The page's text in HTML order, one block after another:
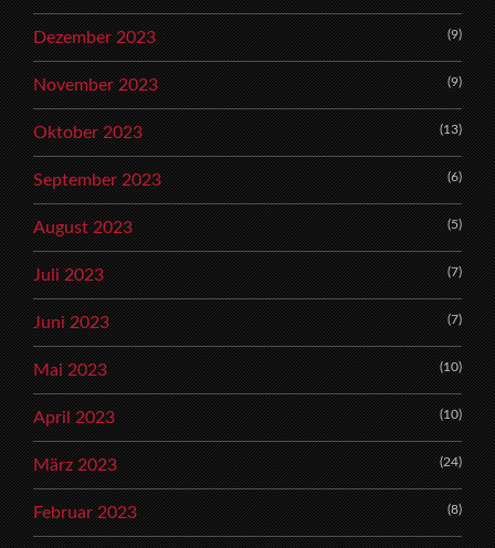
Dezember 2023 (9)
November 2023 (9)
Oktober 2023 (13)
September 2023 (6)
August 2023 (5)
Juli 2023 (7)
Juni 2023 (7)
Mai 2023 (10)
April 2023 (10)
März 2023 (24)
Februar 2023 (8)